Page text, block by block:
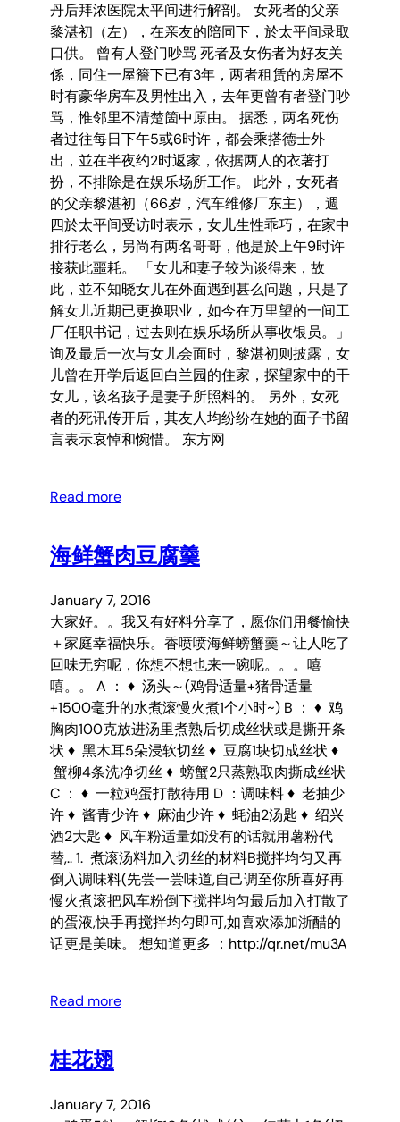
丹后拜浓医院太平间进行解剖。 女死者的父亲
黎湛初（左），在亲友的陪同下，於太平间录取
口供。 曾有人登门吵骂 死者及女伤者为好友关
係，同住一屋簷下已有3年，两者租赁的房屋不
时有豪华房车及男性出入，去年更曾有者登门吵
骂，惟邻里不清楚箇中原由。 据悉，两名死伤
者过往每日下午5或6时许，都会乘搭德士外
出，並在半夜约2时返家，依据两人的衣著打
扮，不排除是在娱乐场所工作。 此外，女死者
的父亲黎湛初（66岁，汽车维修厂东主），週
四於太平间受访时表示，女儿生性乖巧，在家中
排行老么，另尚有两名哥哥，他是於上午9时许
接获此噩耗。 「女儿和妻子较为谈得来，故
此，並不知晓女儿在外面遇到甚么问题，只是了
解女儿近期已更换职业，如今在万里望的一间工
厂任职书记，过去则在娱乐场所从事收银员。」
询及最后一次与女儿会面时，黎湛初则披露，女
儿曾在开学后返回白兰园的住家，探望家中的干
女儿，该名孩子是妻子所照料的。 另外，女死
者的死讯传开后，其友人均纷纷在她的面子书留
言表示哀悼和惋惜。 东方网
Read more
海鲜蟹肉豆腐羹
January 7, 2016
大家好。。我又有好料分享了，愿你们用餐愉快
＋家庭幸福快乐。香喷喷海鲜螃蟹羹～让人吃了
回味无穷呢，你想不想也来一碗呢。。。嘻
嘻。。 A ： ♦ 汤头～(鸡骨适量+猪骨适量
+1500毫升的水煮滚慢火煮1个小时~) B ： ♦ 鸡
胸肉100克放进汤里煮熟后切成丝状或是撕开条
状 ♦ 黑木耳5朵浸软切丝 ♦ 豆腐1块切成丝状 ♦
蟹柳4条洗净切丝 ♦ 螃蟹2只蒸熟取肉撕成丝状
C ： ♦ 一粒鸡蛋打散待用 D ：调味料 ♦ 老抽少
许 ♦ 酱青少许 ♦ 麻油少许 ♦ 蚝油2汤匙 ♦ 绍兴
酒2大匙 ♦ 风车粉适量如没有的话就用薯粉代
替,.. 1. 煮滚汤料加入切丝的材料B搅拌均匀又再
倒入调味料(先尝一尝味道,自己调至你所喜好再
慢火煮滚把风车粉倒下搅拌均匀最后加入打散了
的蛋液,快手再搅拌均匀即可,如喜欢添加浙醋的
话更是美味。 想知道更多 ：http://qr.net/mu3A
Read more
桂花翅
January 7, 2016